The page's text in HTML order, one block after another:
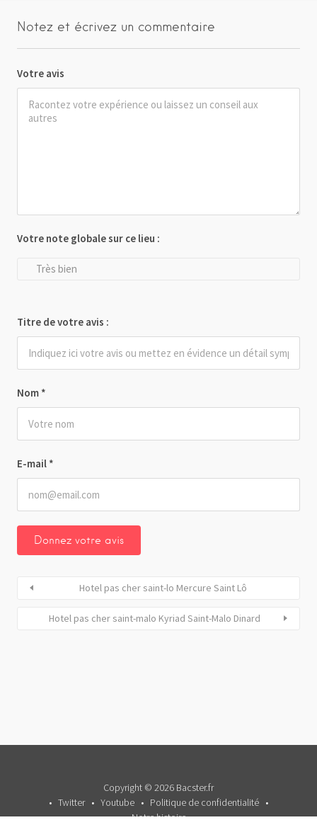
Notez et écrivez un commentaire
Votre avis
Nom *
E-mail *
Votre note globale sur ce lieu :
Très bien
Titre de votre avis :
Hotel pas cher saint-lo Mercure Saint Lô
Hotel pas cher saint-malo Kyriad Saint-Malo Dinard
Copyright © 2026 Bacster.fr
Twitter
Youtube
Politique de confidentialité
Notre histoire